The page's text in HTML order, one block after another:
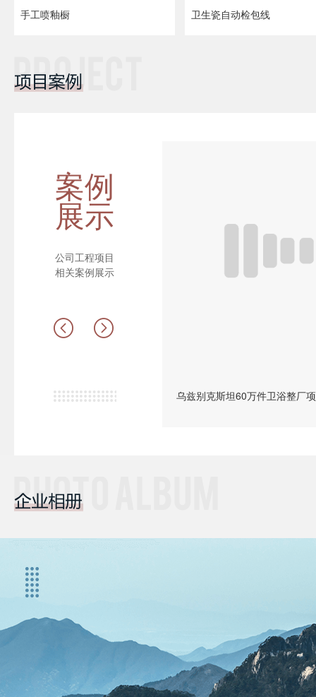
手工喷釉橱
卫生瓷自动检包线
案例
展示
公司工程项目
相关案例展示
乌兹别克斯坦60万件卫浴整厂